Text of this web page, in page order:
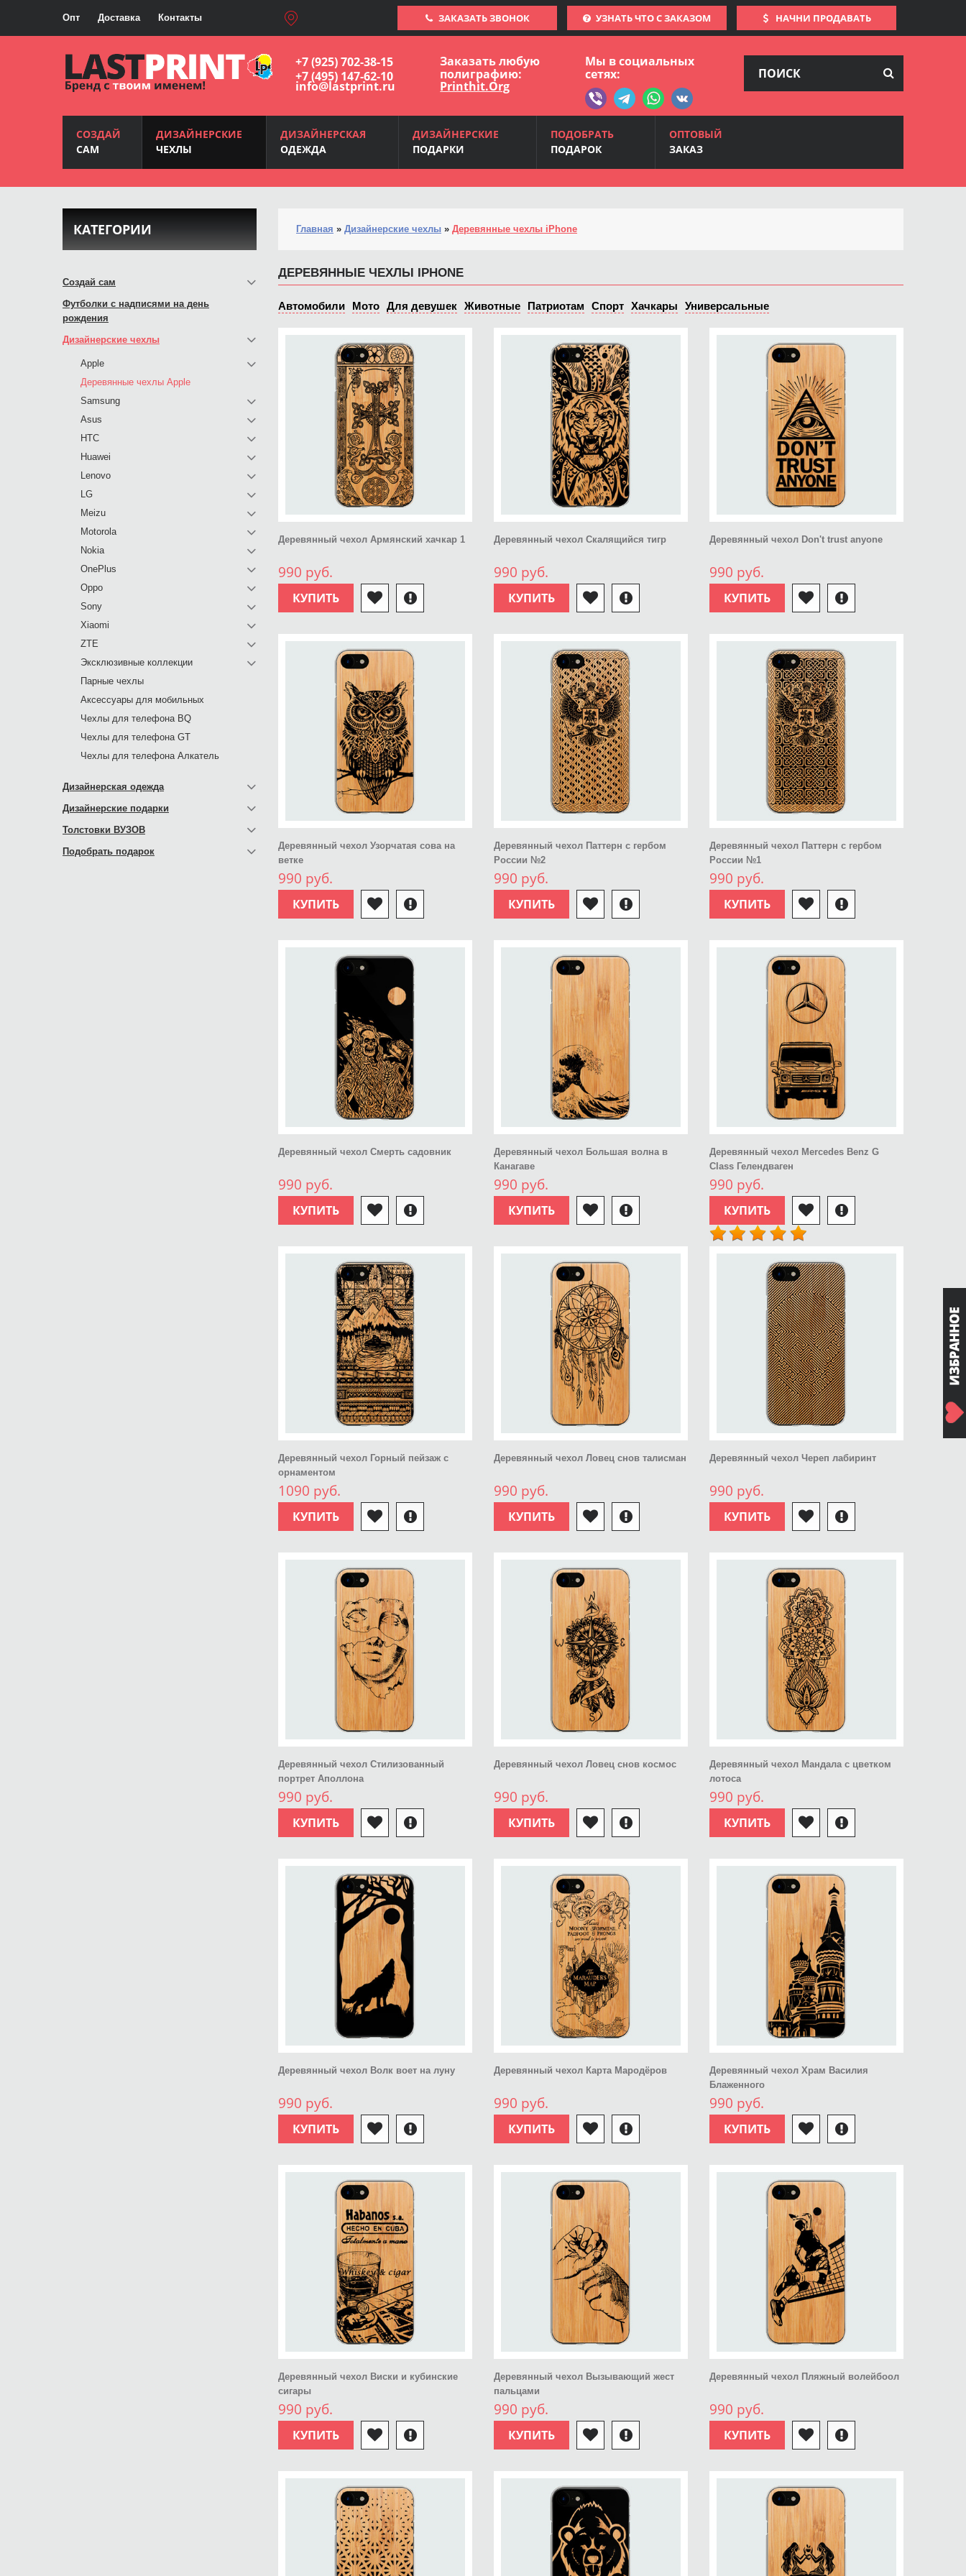
Опт Доставка Контакты ЗАКАЗАТЬ ЗВОНОК УЗНАТЬ ЧТО С ЗАКАЗОМ НАЧНИ ПРОДАВАТЬ
+7 (925) 702-38-15
+7 (495) 147-62-10
info@lastprint.ru
Заказать любую
полиграфию:
Printhit.Org
Мы в социальных
сетях:
СОЗДАЙ
САМ
ДИЗАЙНЕРСКИЕ
ЧЕХЛЫ
ДИЗАЙНЕРСКАЯ
ОДЕЖДА
ДИЗАЙНЕРСКИЕ
ПОДАРКИ
ПОДОБРАТЬ
ПОДАРОК
ОПТОВЫЙ
ЗАКАЗ
Главная » Дизайнерские чехлы » Деревянные чехлы iPhone
ДЕРЕВЯННЫЕ ЧЕХЛЫ IPHONE
Автомобили Мото Для девушек Животные Патриотам Спорт Хачкары Универсальные
Деревянный чехол Армянский хачкар 1
990 руб.
КУПИТЬ
Деревянный чехол Скалящийся тигр
990 руб.
КУПИТЬ
Деревянный чехол Don't trust anyone
990 руб.
КУПИТЬ
Деревянный чехол Узорчатая сова на
ветке
990 руб.
КУПИТЬ
Деревянный чехол Паттерн с гербом
России №2
990 руб.
КУПИТЬ
Деревянный чехол Паттерн с гербом
России №1
990 руб.
КУПИТЬ
Деревянный чехол Смерть садовник
990 руб.
КУПИТЬ
Деревянный чехол Большая волна в
Канагаве
990 руб.
КУПИТЬ
Деревянный чехол Mercedes Benz G
Class Гелендваген
990 руб.
КУПИТЬ
Деревянный чехол Горный пейзаж с
орнаментом
1090 руб.
КУПИТЬ
Деревянный чехол Ловец снов талисман
990 руб.
КУПИТЬ
Деревянный чехол Череп лабиринт
990 руб.
КУПИТЬ
Деревянный чехол Стилизованный
портрет Аполлона
990 руб.
КУПИТЬ
Деревянный чехол Ловец снов космос
990 руб.
КУПИТЬ
Деревянный чехол Мандала с цветком
лотоса
990 руб.
КУПИТЬ
Деревянный чехол Волк воет на луну
990 руб.
КУПИТЬ
Деревянный чехол Карта Мародёров
990 руб.
КУПИТЬ
Деревянный чехол Храм Василия
Блаженного
990 руб.
КУПИТЬ
Деревянный чехол Виски и кубинские
сигары
990 руб.
КУПИТЬ
Деревянный чехол Вызывающий жест
пальцами
990 руб.
КУПИТЬ
Деревянный чехол Пляжный волейбоол
990 руб.
КУПИТЬ
КАТЕГОРИИ
Создай сам
Футболки с надписями на день
рождения
Дизайнерские чехлы
Apple
Деревянные чехлы Apple
Samsung
Asus
HTC
Huawei
Lenovo
LG
Meizu
Motorola
Nokia
OnePlus
Oppo
Sony
Xiaomi
ZTE
Эксклюзивные коллекции
Парные чехлы
Аксессуары для мобильных
Чехлы для телефона BQ
Чехлы для телефона GT
Чехлы для телефона Алкатель
Дизайнерская одежда
Дизайнерские подарки
Толстовки ВУЗОВ
Подобрать подарок